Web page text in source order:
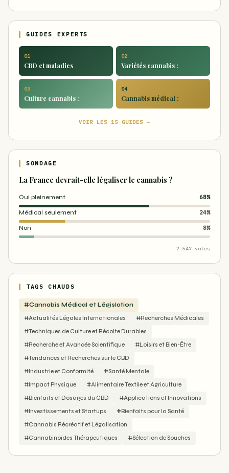
GUIDES EXPERTS
01
CBD et maladies
02
Variétés cannabis :
03
Culture cannabis :
04
Cannabis médical :
VOIR LES 15 GUIDES →
SONDAGE
La France devrait-elle légaliser le cannabis ?
Oui pleinement 68%
Médical seulement 24%
Non 8%
2 547 votes
TAGS CHAUDS
#Cannabis Médical et Législation
#Actualités Légales Internationales
#Recherches Médicales
#Techniques de Culture et Récolte Durables
#Recherche et Avancée Scientifique
#Loisirs et Bien-Être
#Tendances et Recherches sur le CBD
#Industrie et Conformité
#Santé Mentale
#Impact Physique
#Alimentaire Textile et Agriculture
#Bienfaits et Dosages du CBD
#Applications et Innovations
#Investissements et Startups
#Bienfaits pour la Santé
#Cannabis Récréatif et Légalisation
#Cannabinoïdes Thérapeutiques
#Sélection de Souches